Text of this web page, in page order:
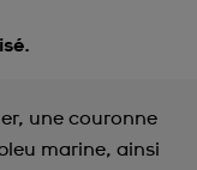
une couronne
marine, ainsi